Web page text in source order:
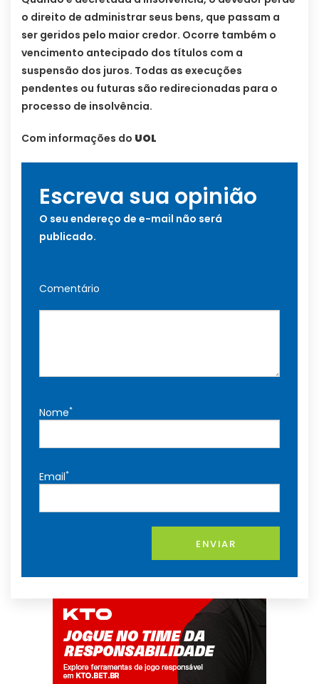
o direito de administrar seus bens, que passam a
ser geridos pelo maior credor. Ocorre também o
vencimento antecipado dos títulos com a
suspensão dos juros. Todas as execuções
pendentes ou futuras são redirecionadas para o
processo de insolvência.
Com informações do UOL
Escreva sua opinião
O seu endereço de e-mail não será
publicado.
Comentário
Nome*
Email*
ENVIAR